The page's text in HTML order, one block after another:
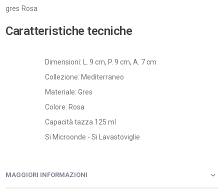
gres Rosa
Caratteristiche tecniche
Dimensioni: L. 9 cm, P. 9 cm, A. 7 cm
Collezione: Mediterraneo
Materiale: Gres
Colore: Rosa
Capacità tazza 125 ml
Si Microonde - Si Lavastoviglie
MAGGIORI INFORMAZIONI